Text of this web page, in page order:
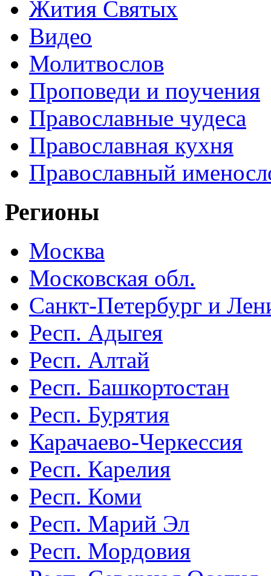
Жития Святых
Видео
Молитвослов
Проповеди и поучения
Православные чудеса
Православная кухня
Православный
Регионы
Москва
Московская обл.
Санкт-Петербург и
Респ. Адыгея
Респ. Алтай
Респ. Башкортостан
Респ. Бурятия
Карачаево-Черкессия
Респ. Карелия
Респ. Коми
Респ. Марий Эл
Респ. Мордовия